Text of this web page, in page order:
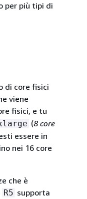
per più tipi di
di core fisici
viene
fisici, e tu
(8 core
essere in
nei 16 core
che è
R5 supporta